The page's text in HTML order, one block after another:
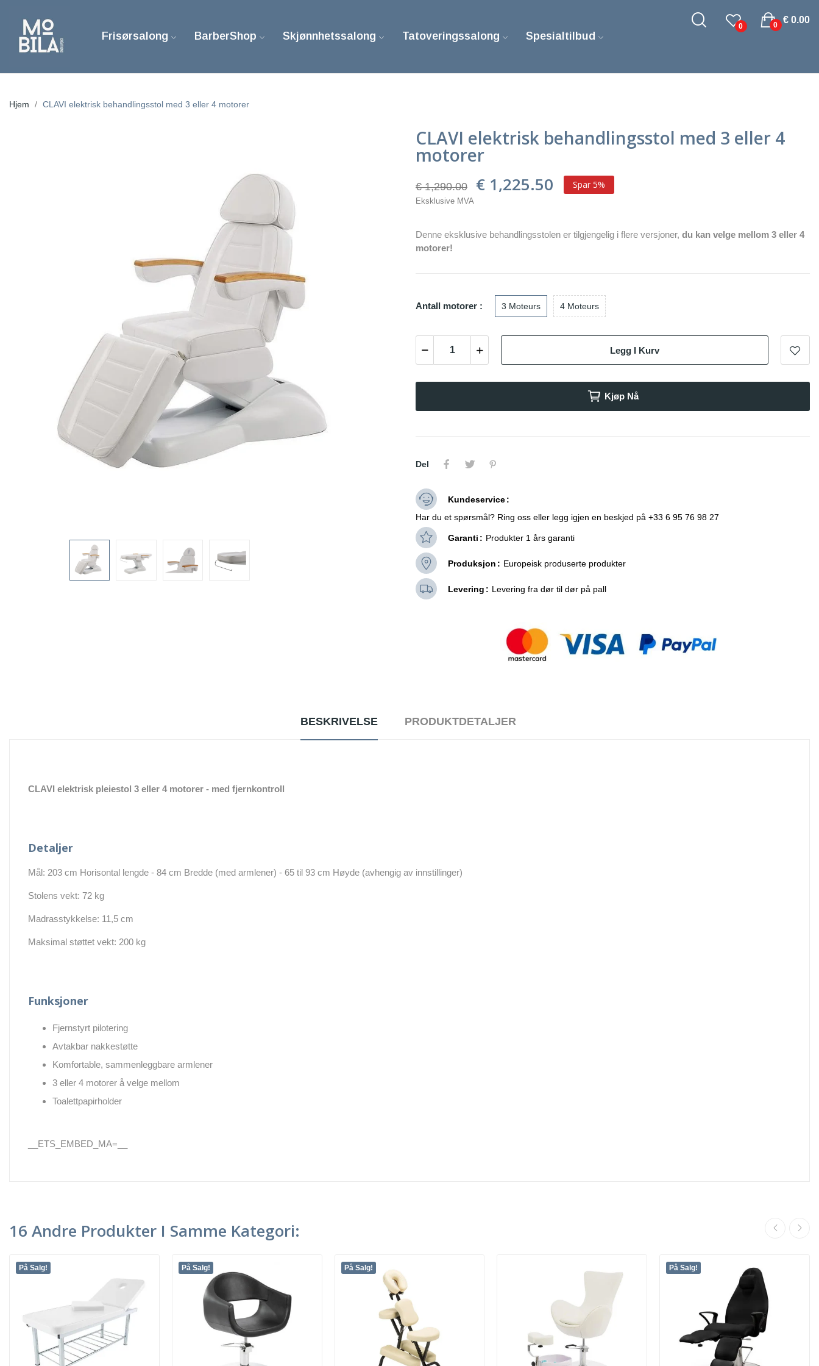
Frisørsalong BarberShop Skjønnhetssalong Tatoveringssalong Spesialtilbud
0
€ 0.00
0
Hjem CLAVI elektrisk behandlingsstol med 3 eller 4 motorer
CLAVI elektrisk behandlingsstol med 3 eller 4
motorer
€ 1,290.00 € 1,225.50 Spar 5%
Eksklusive MVA
Denne eksklusive behandlingsstolen er tilgjengelig i flere versjoner, du kan velge mellom 3 eller 4
motorer!
Antall motorer : 3 Moteurs 4 Moteurs
Legg I Kurv
Kjøp Nå
Del
Kundeservice
Har du et spørsmål? Ring oss eller legg igjen en beskjed på +33 6 95 76 98 27
Garanti Produkter 1 års garanti
Produksjon Europeisk produserte produkter
Levering Levering fra dør til dør på pall
BESKRIVELSE PRODUKTDETALJER
CLAVI elektrisk pleiestol 3 eller 4 motorer - med fjernkontroll
Detaljer
Mål: 203 cm Horisontal lengde - 84 cm Bredde (med armlener) - 65 til 93 cm Høyde (avhengig av innstillinger)
Stolens vekt: 72 kg
Madrasstykkelse: 11,5 cm
Maksimal støttet vekt: 200 kg
Funksjoner
Fjernstyrt pilotering
Avtakbar nakkestøtte
Komfortable, sammenleggbare armlener
3 eller 4 motorer å velge mellom
Toalettpapirholder
__ETS_EMBED_MA=__
16 Andre Produkter I Samme Kategori:
På Salg! På Salg! På Salg! På Salg!